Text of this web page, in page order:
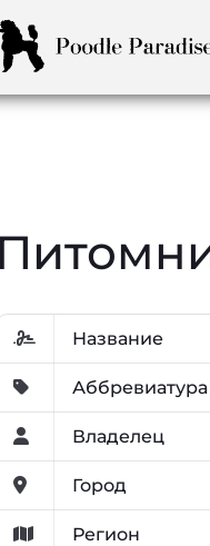
Название
Аббревиатура
Владелец
Город
Регион